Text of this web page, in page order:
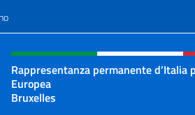
sito, social e
Rappresentanza permanente d’Italia
Europea
Bruxelles